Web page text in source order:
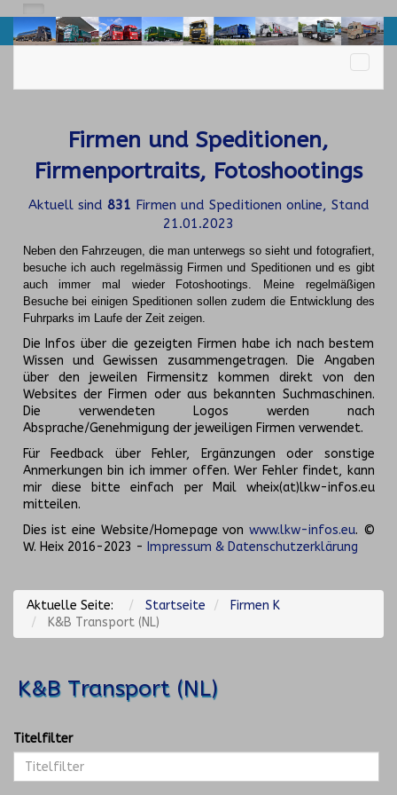
Firmen und Speditionen,
Firmenportraits, Fotoshootings
Aktuell sind 831 Firmen und Speditionen online, Stand
21.01.2023
Neben den Fahrzeugen, die man unterwegs so sieht und fotografiert,
besuche ich auch regelmässig Firmen und Speditionen und es gibt
auch immer mal wieder Fotoshootings.
Meine regelmäßigen
Besuche bei einigen Speditionen sollen zudem die Entwicklung des
Fuhrparks im Laufe der Zeit zeigen.
Die Infos über die gezeigten Firmen habe ich nach bestem
Wissen und Gewissen zusammengetragen. Die Angaben
über den jeweilen Firmensitz kommen direkt von den
Websites der Firmen oder aus bekannten Suchmaschinen.
Die verwendeten Logos werden nach
Absprache/Genehmigung der jeweiligen Firmen verwendet.
Für Feedback über Fehler, Ergänzungen oder sonstige
Anmerkungen bin ich immer offen. Wer Fehler findet, kann
mir diese bitte einfach per Mail wheix(at)lkw-infos.eu
mitteilen.
Dies ist eine Website/Homepage von www.lkw-infos.eu. ©
W. Heix 2016-2023 - Impressum & Datenschutzerklärung
Aktuelle Seite: Startseite
Firmen K
K&B Transport (NL)
K&B Transport (NL)
Titelfilter